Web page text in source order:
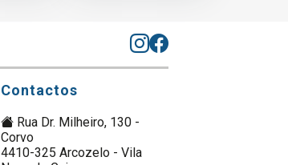
Contactos
Rua Dr. Milheiro, 130 -
Corvo
4410-325 Arcozelo - Vila